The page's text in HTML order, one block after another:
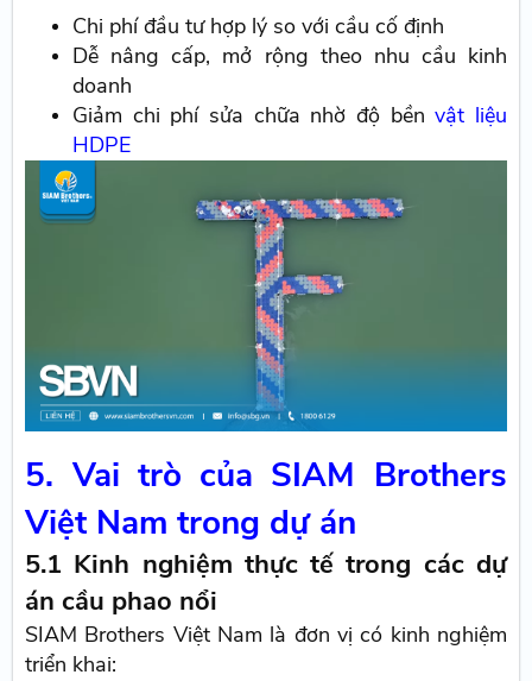
Chi phí đầu tư hợp lý so với cầu cố định
Dễ nâng cấp, mở rộng theo nhu cầu kinh
doanh
Giảm chi phí sửa chữa nhờ độ bềnvật liệu
HDPE
5. Vai trò của SIAM Brothers
Việt Nam trong dự án
5.1 Kinh nghiệm thực tế trong các dự
án cầu phao nổi
SIAM Brothers Việt Nam là đơn vị có kinh nghiệm
triển khai: